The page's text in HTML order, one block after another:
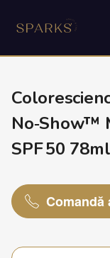
No‑Show™
SPF 50 78ml
Comandă